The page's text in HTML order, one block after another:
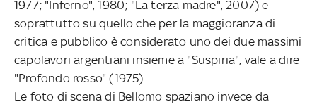
1977; "Inferno", 1980; "La terza madre", 2007) e
soprattutto su quello che per la maggioranza di
critica e pubblico è considerato uno dei due massimi
capolavori argentiani insieme a "Suspiria", vale a dire
"Profondo rosso" (1975).
Le foto di scena di Bellomo spaziano invece da